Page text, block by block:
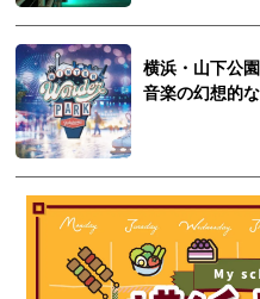
横浜・山下公
音楽の幻想的